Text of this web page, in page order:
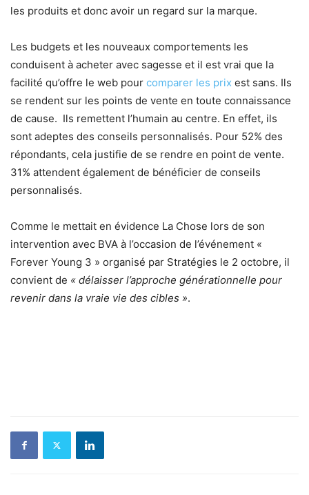
les produits et donc avoir un regard sur la marque.
Les budgets et les nouveaux comportements les
conduisent à acheter avec sagesse et il est vrai que la
facilité qu’offre le web pour comparer les prix est sans. Ils
se rendent sur les points de vente en toute connaissance
de cause. Ils remettent l’humain au centre. En effet, ils
sont adeptes des conseils personnalisés. Pour 52% des
répondants, cela justifie de se rendre en point de vente.
31% attendent également de bénéficier de conseils
personnalisés.
Comme le mettait en évidence La Chose lors de son
intervention avec BVA à l’occasion de l’événement «
Forever Young 3 » organisé par Stratégies le 2 octobre, il
convient de « délaisser l’approche générationnelle pour
revenir dans la vraie vie des cibles ».